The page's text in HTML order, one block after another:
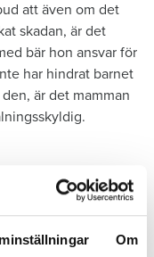
Om
att även om det
skadan, är det
bär hon ansvar för
har hindrat barnet
är det mamman
Men mamman
en tredskodom.
sådan dom